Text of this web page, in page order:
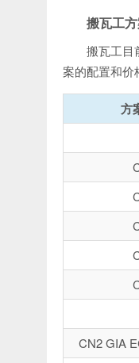
搬瓦工
搬瓦工目
案的配置和价
方
CN2 GIA